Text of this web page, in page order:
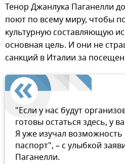
Тенор Джанлука Паганелли
поют по всему миру, чтобы
культурную составляющую
основная цель. И они не
санкций в Италии за
"Если у нас будут
готовы остаться здесь, у
Я уже изучал
паспорт", – с улыбкой
Паганелли.